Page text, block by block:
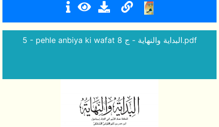
5 - pehle anbiya ki wafat البداية والنهاية - ج 8.pdf